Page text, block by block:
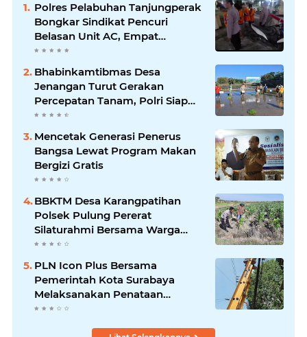
Polres Pelabuhan Tanjungperak
Bongkar Sindikat Pencuri
Belasan Unit AC, Empat
Tersangka Diamankan
Bhabinkamtibmas Desa
Jenangan Turut Gerakan
Percepatan Tanam, Polri Siap
Kawal Swasembada Pangan
Kabupaten Ponorogo
Mencetak Generasi Penerus
Bangsa Lewat Program Makan
Bergizi Gratis
BBKTM Desa Karangpatihan
Polsek Pulung Pererat
Silaturahmi Bersama Warga
Wujudkan Kamtibmas yang
PLN Icon Plus Bersama
Pemerintah Kota Surabaya
Melaksanakan Penataan
Jaringan Di Area Kota Lama